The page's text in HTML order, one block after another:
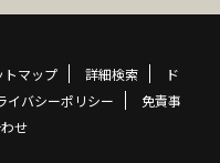
トマップ 詳細検索
ド
イバシーポリシー
免責事
せ